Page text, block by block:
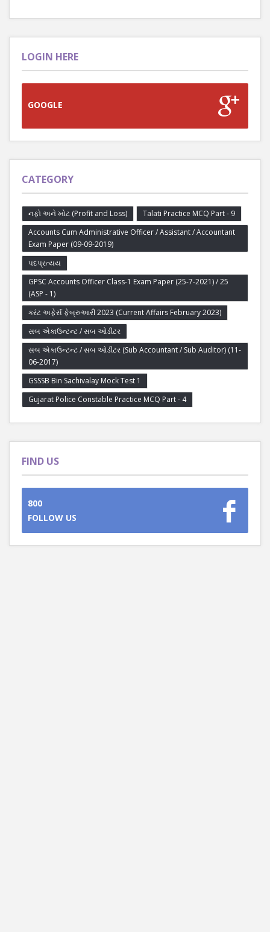
LOGIN HERE
GOOGLE
CATEGORY
નફો અને ખોટ (Profit and Loss)
Talati Practice MCQ Part - 9
Accounts Cum Administrative Officer / Assistant / Accountant
Exam Paper (09-09-2019)
પદપ્રત્યય
GPSC Accounts Officer Class-1 Exam Paper (25-7-2021) / 25
(ASP - 1)
કરંટ અફેર્સ ફેબ્રુઆરી 2023 (Current Affairs February 2023)
સબ એકાઉન્ટન્ટ / સબ ઓડીટર
સબ એકાઉન્ટન્ટ / સબ ઓડીટર (Sub Accountant / Sub Auditor) (11-
06-2017)
GSSSB Bin Sachivalay Mock Test 1
Gujarat Police Constable Practice MCQ Part - 4
FIND US
800
FOLLOW US